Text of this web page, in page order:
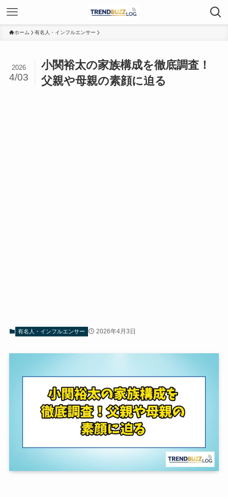
ホーム 有名人・インフルエンサー
小関裕太の家族構成を徹底調査！
父親や母親の素顔に迫る
2026
4/03
有名人・インフルエンサー 2026年4月3日